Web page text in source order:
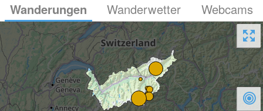
Wanderungen Wanderwetter Webcams